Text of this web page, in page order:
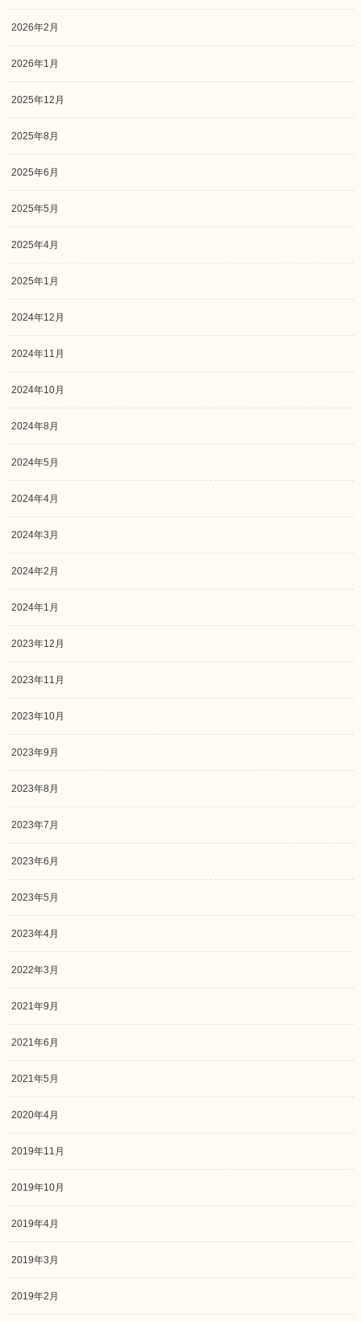
2026年2月
2026年1月
2025年12月
2025年8月
2025年6月
2025年5月
2025年4月
2025年1月
2024年12月
2024年11月
2024年10月
2024年8月
2024年5月
2024年4月
2024年3月
2024年2月
2024年1月
2023年12月
2023年11月
2023年10月
2023年9月
2023年8月
2023年7月
2023年6月
2023年5月
2023年4月
2022年3月
2021年9月
2021年6月
2021年5月
2020年4月
2019年11月
2019年10月
2019年4月
2019年3月
2019年2月